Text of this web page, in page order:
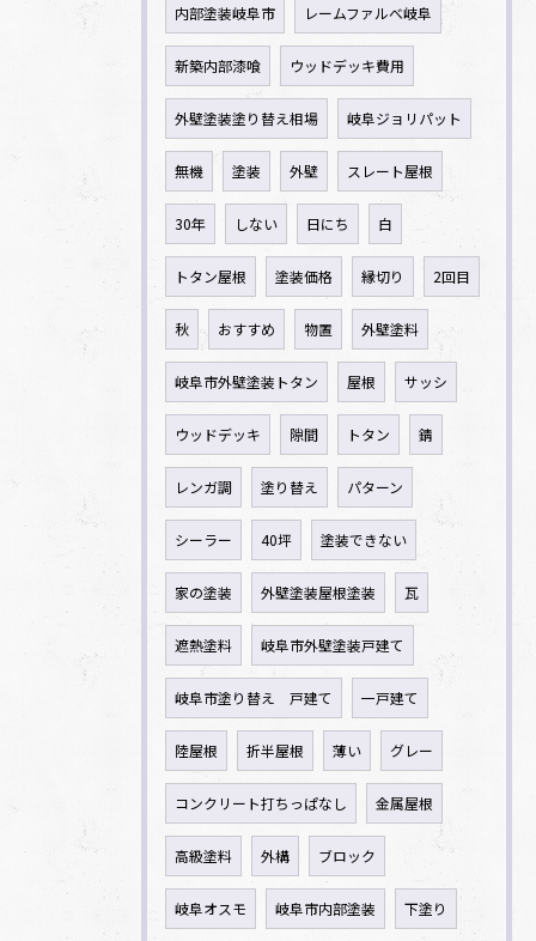
内部塗装岐阜市 レームファルべ岐阜
新築内部漆喰 ウッドデッキ費用
外壁塗装塗り替え相場 岐阜ジョリパット
無機 塗装 外壁 スレート屋根
30年 しない 日にち 白
トタン屋根 塗装価格 縁切り 2回目
秋 おすすめ 物置 外壁塗料
岐阜市外壁塗装トタン 屋根 サッシ
ウッドデッキ 隙間 トタン 錆
レンガ調 塗り替え パターン
シーラー 40坪 塗装できない
家の塗装 外壁塗装屋根塗装 瓦
遮熱塗料 岐阜市外壁塗装戸建て
岐阜市塗り替え 戸建て 一戸建て
陸屋根 折半屋根 薄い グレー
コンクリート打ちっぱなし 金属屋根
高級塗料 外構 ブロック
岐阜オスモ 岐阜市内部塗装 下塗り